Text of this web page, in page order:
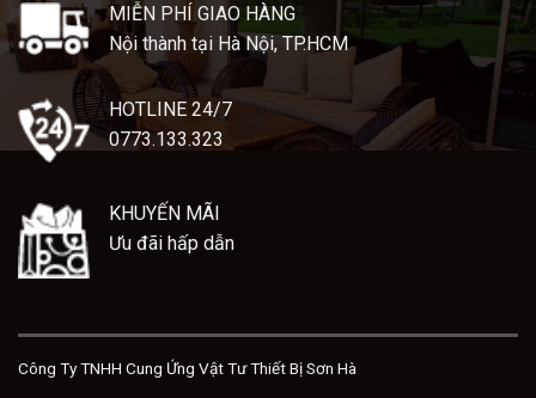
MIỄN PHÍ GIAO HÀNG
Nội thành tại Hà Nội, TP.HCM
HOTLINE 24/7
0773.133.323
KHUYẾN MÃI
Ưu đãi hấp dẫn
Công Ty TNHH Cung Ứng Vật Tư Thiết Bị Sơn Hà